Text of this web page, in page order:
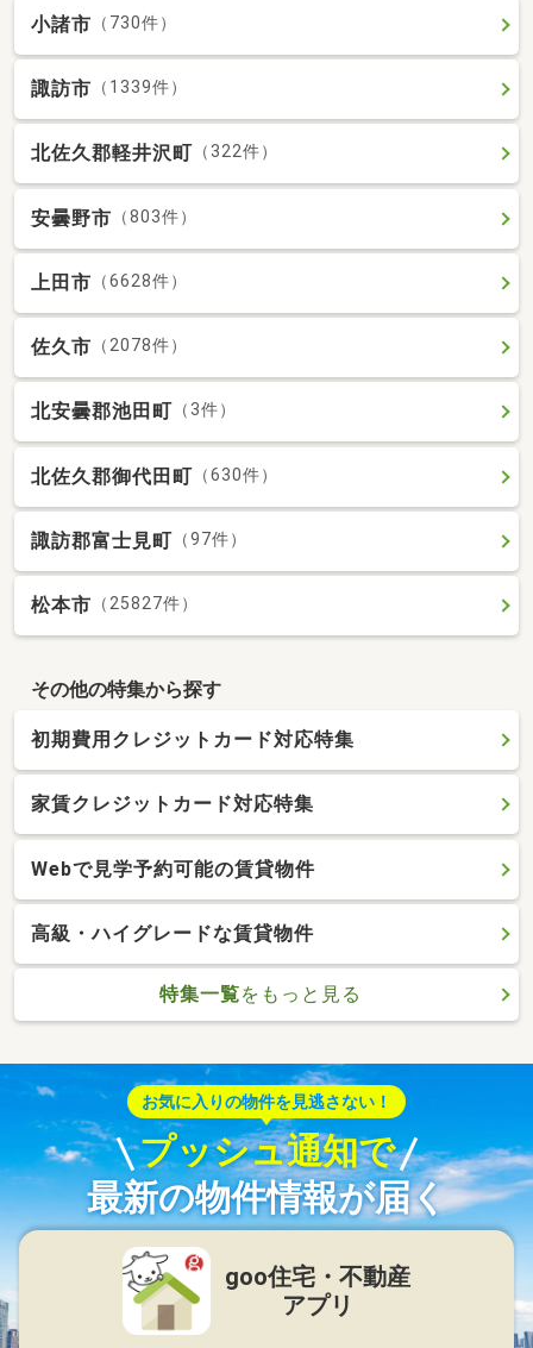
小諸市 （730件）
諏訪市 （1339件）
北佐久郡軽井沢町 （322件）
安曇野市 （803件）
上田市 （6628件）
佐久市 （2078件）
北安曇郡池田町 （3件）
北佐久郡御代田町 （630件）
諏訪郡富士見町 （97件）
松本市 （25827件）
その他の特集から探す
初期費用クレジットカード対応特集
家賃クレジットカード対応特集
Webで見学予約可能の賃貸物件
高級・ハイグレードな賃貸物件
特集一覧をもっと見る
お気に入りの物件を見逃さない！
プッシュ通知で
最新の物件情報が届く
goo住宅・不動産
アプリ